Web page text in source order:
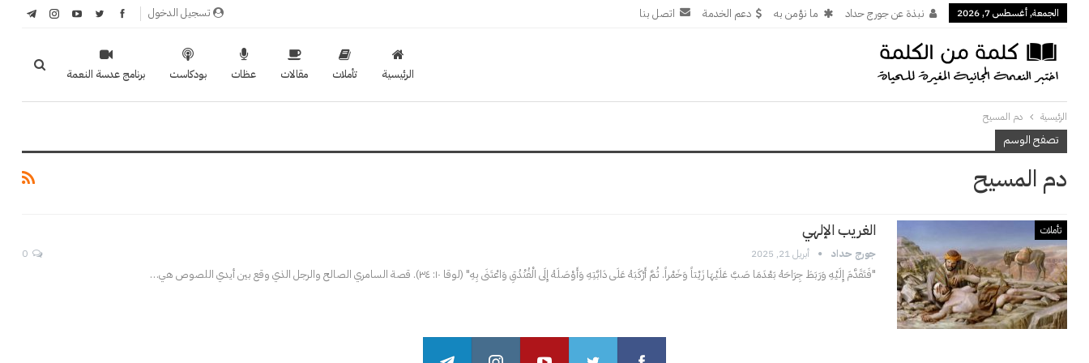
تسجيل الدخول الجمعة, أغسطس 7, 2026 نبذة عن جورج حداد ما نؤمن به دعم الخدمة اتصل بنا
الرئيسية تأملات مقالات عظات بودكاست برنامج عدسة النعمة
الرئيسية دم المسيح
تصفح الوسم
دم المسيح
تأملات الغريب الإلهي
جورج حداد أبريل 21, 2025
"فَتَقَدَّمَ إِلَيْهِ وَرَبَطَ جِرَاحَهُ بَعْدَمَا صَبَّ عَلَيْهَا زَيْتاً وَخَمْراً. ثُمَّ أَرْكَبَهُ عَلَى دَابَّتِهِ وَأَوْصَلَهُ إِلَى الْفُنْدُقِ وَاعْتَنَى بِهِ" (لوقا ۱٠: ٣٤). قصة السامري الصالح والرجل الذي وقع بين أيدي اللصوص هي…